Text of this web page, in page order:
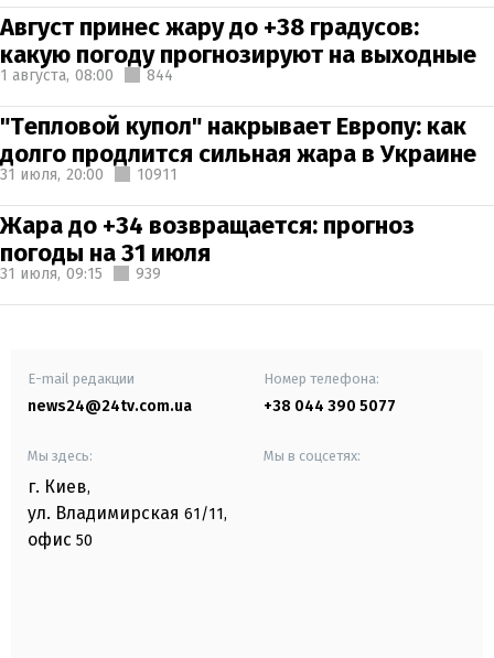
Август принес жару до +38 градусов:
какую погоду прогнозируют на выходные
1 августа, 08:00 844
"Тепловой купол" накрывает Европу: как
долго продлится сильная жара в Украине
31 июля, 20:00 10911
Жара до +34 возвращается: прогноз
погоды на 31 июля
31 июля, 09:15 939
E-mail редакции
news24@24tv.com.ua
Номер телефона:
+38 044 390 5077
Мы здесь:
г. Киев,
ул. Владимирская 61/11,
офис 50
Мы в соцсетях: